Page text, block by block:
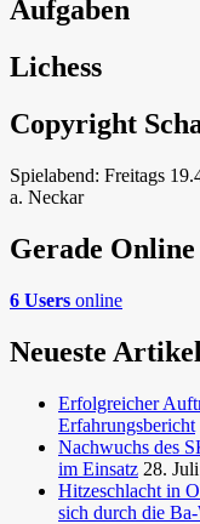
Aufgaben
Lichess
Copyright
Spielabend: Freitags
a. Neckar
Gerade Online
6 Users online
Neueste Artikel
Erfolgreicher
Erfahrungsbericht
Nachwuchs des
im Einsatz 28.
Hitzeschlacht in
sich durch die